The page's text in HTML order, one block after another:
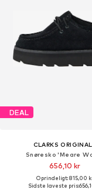
DEAL
CLARKS
Snøresko 'Meare
656,10 kr
Oprindeligt: 815,00
Sidste laveste pris: